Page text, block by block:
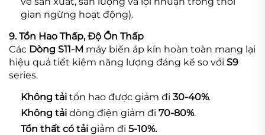
gian ngừng hoạt động).
9. Tổn Hao Thấp, Độ Ồn Thấp
Các Dòng S11-M máy biến áp kín hoàn toàn mang lại
hiệu quả tiết kiệm năng lượng đáng kể so với S9
series.
Không tải tổn hao được giảm đi 30-40%.
Không tải dòng điện giảm đi 70-80%.
Tổn thất có tải giảm đi 5-10%.